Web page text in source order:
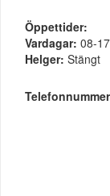
Öppettider:
Vardagar: 08-17
Helger: Stängt